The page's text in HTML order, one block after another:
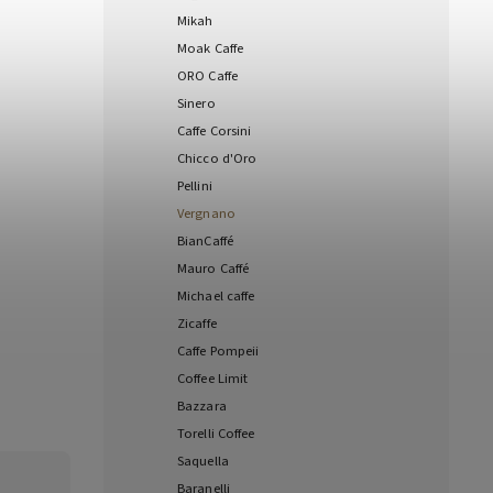
Mikah
Moak Caffe
ORO Caffe
Sinero
Caffe Corsini
Chicco d'Oro
Pellini
Vergnano
BianCaffé
Mauro Caffé
Michael caffe
Zicaffe
Caffe Pompeii
Coffee Limit
Bazzara
Torelli Coffee
Saquella
Baranelli